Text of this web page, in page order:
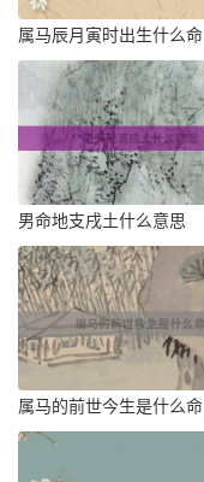
属马辰月寅时出生什么命
男命地支戌土什么意思
属马的前世今生是什么命